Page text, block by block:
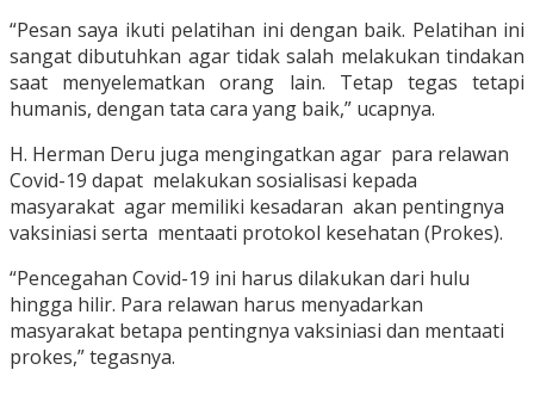
“Pesan saya ikuti pelatihan ini dengan baik. Pelatihan ini
sangat dibutuhkan agar tidak salah melakukan tindakan
saat menyelematkan orang lain. Tetap tegas tetapi
humanis, dengan tata cara yang baik,” ucapnya.
H. Herman Deru juga mengingatkan agar para relawan
Covid-19 dapat melakukan sosialisasi kepada
masyarakat agar memiliki kesadaran akan pentingnya
vaksiniasi serta mentaati protokol kesehatan (Prokes).
“Pencegahan Covid-19 ini harus dilakukan dari hulu
hingga hilir. Para relawan harus menyadarkan
masyarakat betapa pentingnya vaksiniasi dan mentaati
prokes,” tegasnya.